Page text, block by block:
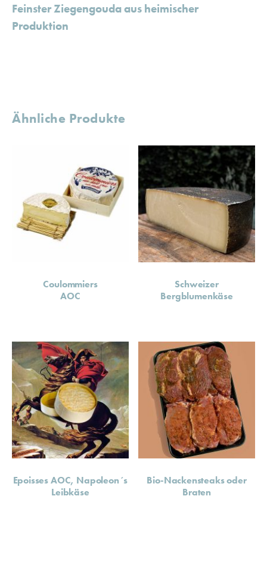
Feinster Ziegengouda aus heimischer
Produktion
Ähnliche Produkte
Coulommiers
AOC
Schweizer
Bergblumenkäse
Epoisses AOC, Napoleon´s
Leibkäse
Bio-Nackensteaks oder
Braten